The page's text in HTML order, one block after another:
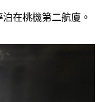
在桃機第二航廈。